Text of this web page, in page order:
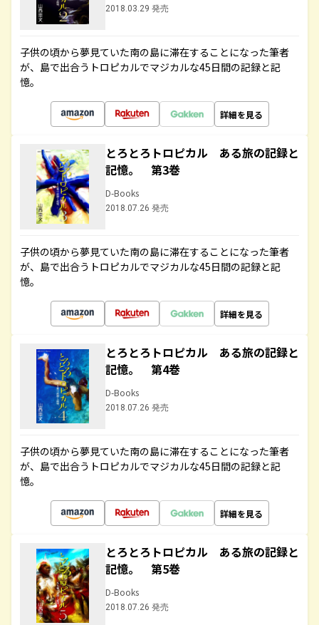
2018.03.29 発売
子供の頃から夢見ていた南の島に滞在することになった筆者
が、島で出合うトロピカルでマジカルな45日間の記録と記
憶。
詳細を見る
とろとろトロピカル ある旅の記録と
記憶。 第3巻
D-Books
2018.07.26 発売
子供の頃から夢見ていた南の島に滞在することになった筆者
が、島で出合うトロピカルでマジカルな45日間の記録と記
憶。
詳細を見る
とろとろトロピカル ある旅の記録と
記憶。 第4巻
D-Books
2018.07.26 発売
子供の頃から夢見ていた南の島に滞在することになった筆者
が、島で出合うトロピカルでマジカルな45日間の記録と記
憶。
詳細を見る
とろとろトロピカル ある旅の記録と
記憶。 第5巻
D-Books
2018.07.26 発売